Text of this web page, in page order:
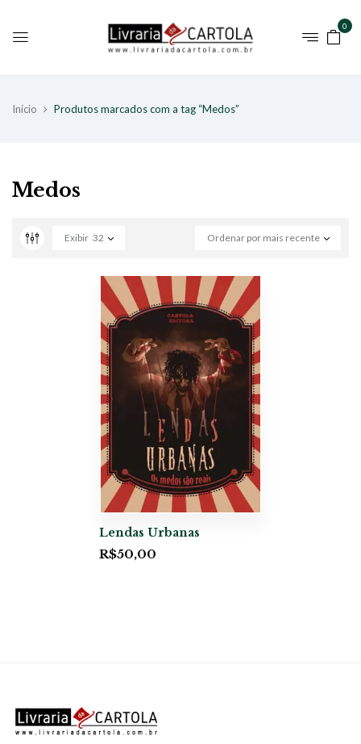
0
Início Produtos marcados com a tag “Medos”
Medos
Ordenar por mais recente
Exibir 32
Lendas Urbanas
R$50,00